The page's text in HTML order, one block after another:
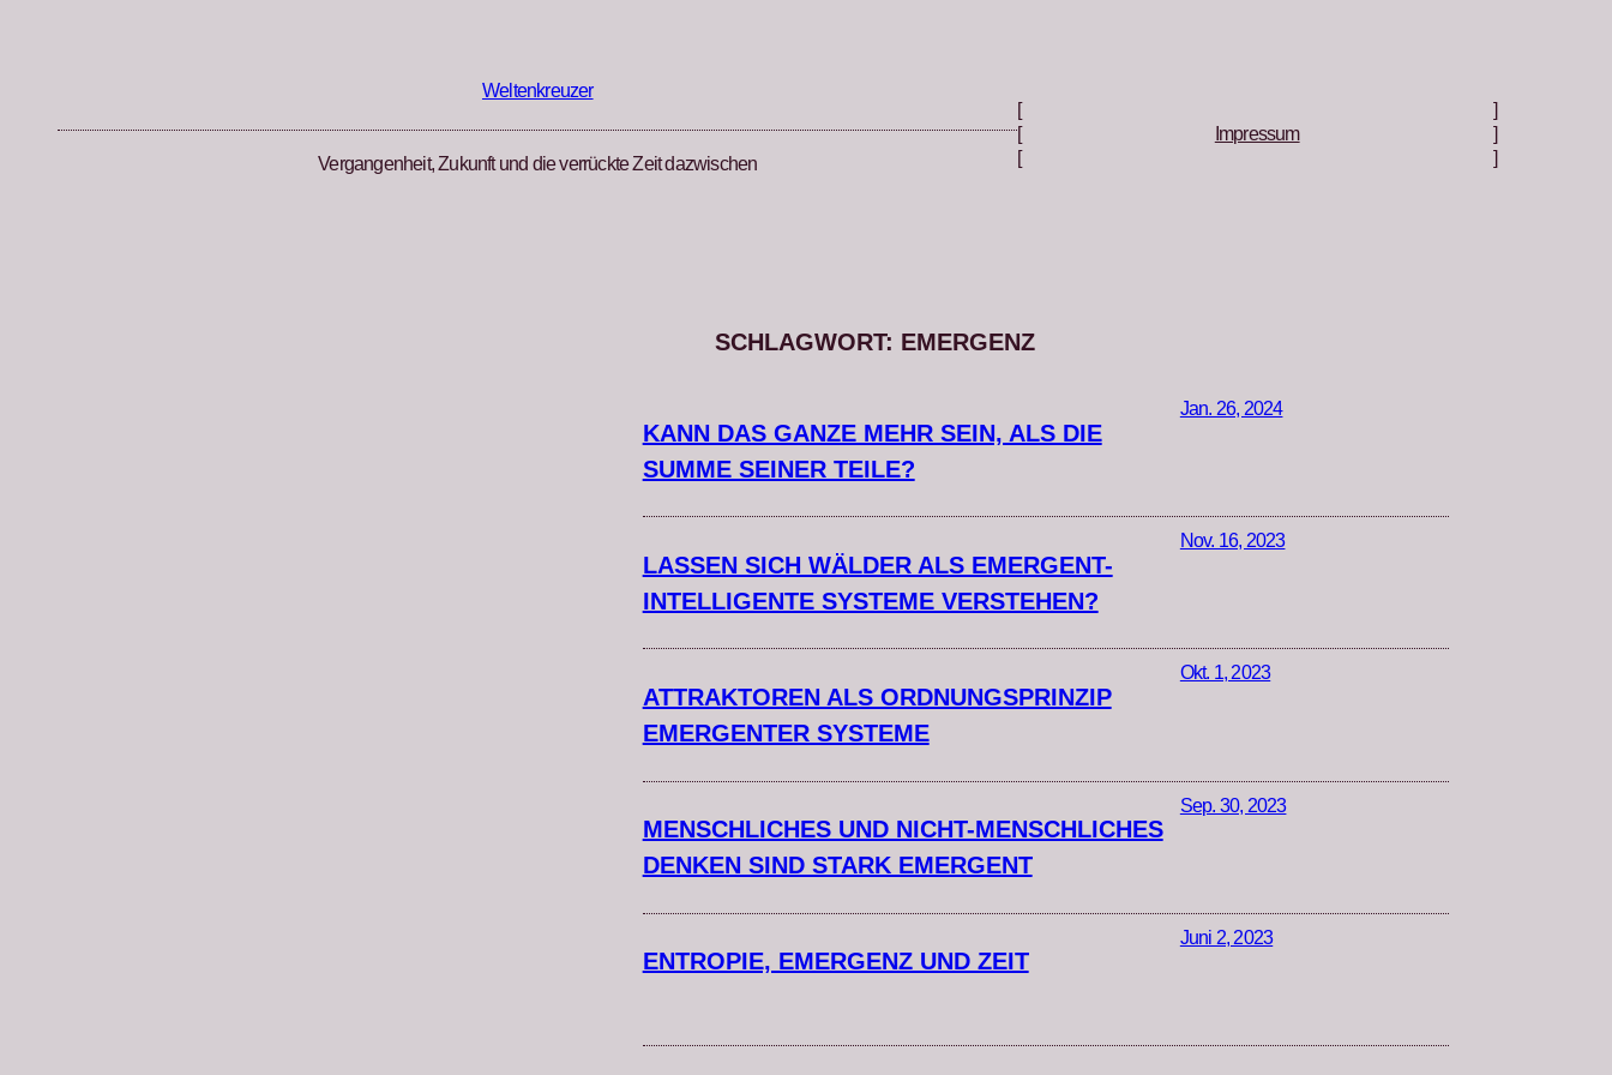
Weltenkreuzer
Vergangenheit, Zukunft und die verrückte Zeit dazwischen
[
[
[
Impressum
]
]
]
SCHLAGWORT: EMERGENZ
KANN DAS GANZE MEHR SEIN, ALS DIE
SUMME SEINER TEILE?
Jan. 26, 2024
LASSEN SICH WÄLDER ALS EMERGENT-
INTELLIGENTE SYSTEME VERSTEHEN?
Nov. 16, 2023
ATTRAKTOREN ALS ORDNUNGSPRINZIP
EMERGENTER SYSTEME
Okt. 1, 2023
MENSCHLICHES UND NICHT-MENSCHLICHES
DENKEN SIND STARK EMERGENT
Sep. 30, 2023
ENTROPIE, EMERGENZ UND ZEIT
Juni 2, 2023